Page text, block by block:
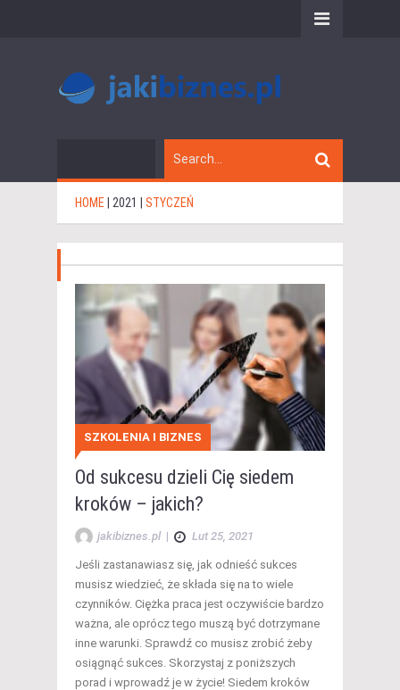
HOME 2021 STYCZEŃ
SZKOLENIA I BIZNES
Od sukcesu dzieli Cię siedem
kroków – jakich?
jakibiznes.pl | Lut 25, 2021
Jeśli zastanawiasz się, jak odnieść sukces
musisz wiedzieć, że składa się na to wiele
czynników. Ciężka praca jest oczywiście bardzo
ważna, ale oprócz tego muszą być dotrzymane
inne warunki. Sprawdź co musisz zrobić żeby
osiągnąć sukces. Skorzystaj z poniższych
porad i wprowadź je w życie! Siedem kroków